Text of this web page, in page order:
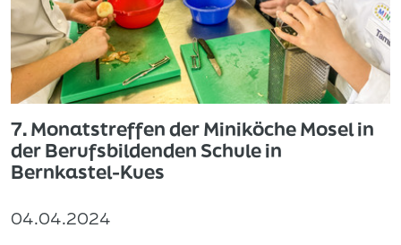
7. Monatstreffen der Miniköche Mosel in
der Berufsbildenden Schule in
Bernkastel-Kues
04.04.2024